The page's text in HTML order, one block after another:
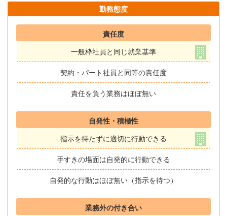
勤務態度
責任度
一般枠社員と同じ就業基準
契約・パート社員と同等の責任度
責任を負う業務はほぼ無い
自発性・積極性
指示を待たずに適切に行動できる
手すきの場面は自発的に行動できる
自発的な行動はほぼ無い（指示を待つ）
業務外の付き合い